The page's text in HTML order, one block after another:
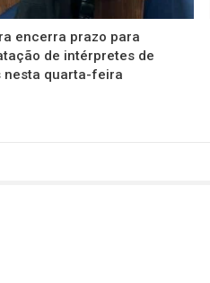
encerra prazo para
de intérpretes de
nesta quarta-feira